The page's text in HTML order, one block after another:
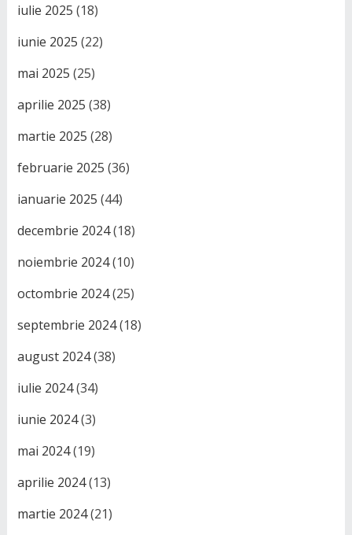
iulie 2025 (18)
iunie 2025 (22)
mai 2025 (25)
aprilie 2025 (38)
martie 2025 (28)
februarie 2025 (36)
ianuarie 2025 (44)
decembrie 2024(18)
noiembrie 2024(10)
octombrie 2024(25)
septembrie 2024(18)
august 2024(38)
iulie 2024(34)
iunie 2024(3)
mai 2024(19)
aprilie 2024(13)
martie 2024(21)